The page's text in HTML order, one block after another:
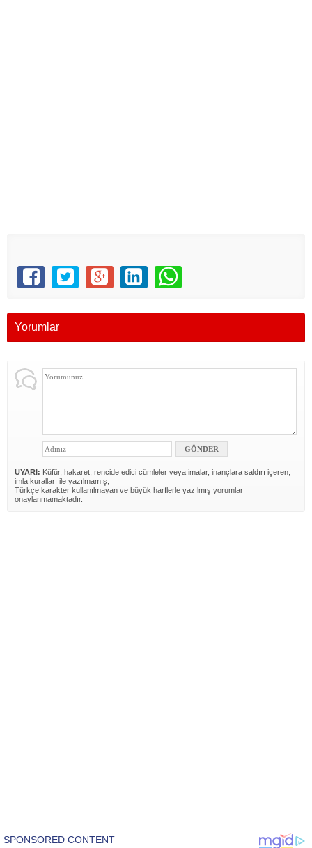
Yorumlar
UYARI: Küfür, hakaret, rencide edici cümleler veya imalar, inançlara saldırı içeren,
imla kuralları ile yazılmamış,
Türkçe karakter kullanılmayan ve büyük harflerle yazılmış yorumlar
onaylanmamaktadır.